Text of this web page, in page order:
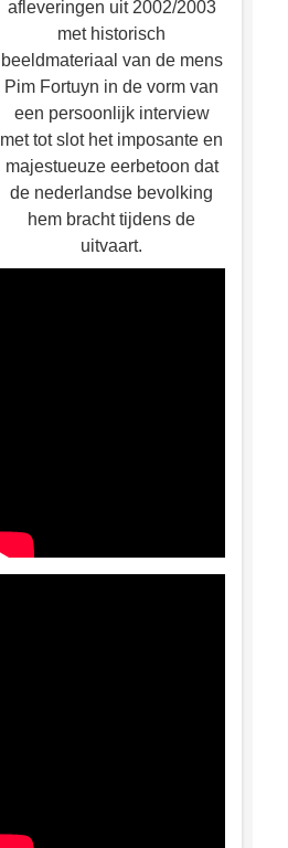
afleveringen uit 2002/2003
met historisch
beeldmateriaal van de mens
Pim Fortuyn in de vorm van
een persoonlijk interview
met tot slot het imposante en
majestueuze eerbetoon dat
de nederlandse bevolking
hem bracht tijdens de
uitvaart.